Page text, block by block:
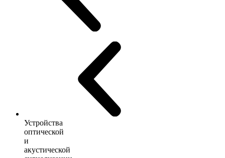
Устройства
оптической
и
акустической